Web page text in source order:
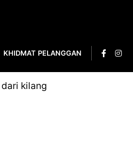
KHIDMAT PELANGGAN
kilang